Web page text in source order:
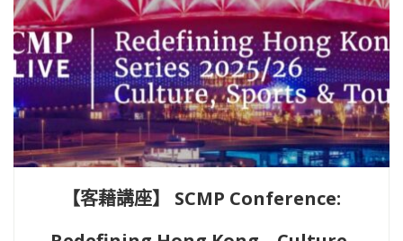
【客藉講座】 SCMP Conference: